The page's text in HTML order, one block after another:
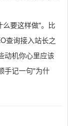
么要这样做"。比
查询接入站长之
动机你心里应该
手记一句"为什